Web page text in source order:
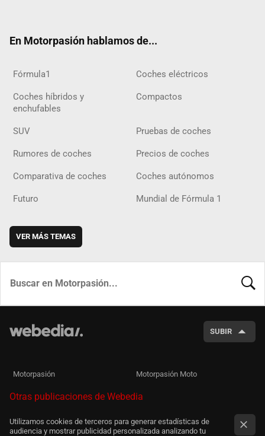
En Motorpasión hablamos de...
Fórmula1 Coches eléctricos
Coches híbridos y
enchufables
Compactos
SUV Pruebas de coches
Rumores de coches Precios de coches
Comparativa de coches Coches autónomos
Futuro Mundial de Fórmula 1
VER MÁS TEMAS
SUBIR
Motorpasión Motorpasión Moto
Otras publicaciones de Webedia
Utilizamos cookies de terceros para generar estadísticas de
audiencia y mostrar publicidad personalizada analizando tu